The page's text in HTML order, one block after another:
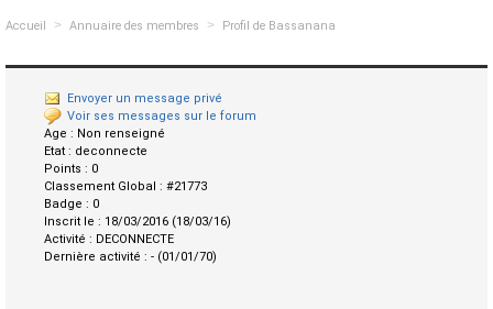
Accueil > Annuaire des membres > Profil de Bassanana
Envoyer un message privé
Voir ses messages sur le forum
Age : Non renseigné
Etat : deconnecte
Points : 0
Classement Global : #21773
Badge : 0
Inscrit le : 18/03/2016 (18/03/16)
Activité : DECONNECTE
Dernière activité : - (01/01/70)